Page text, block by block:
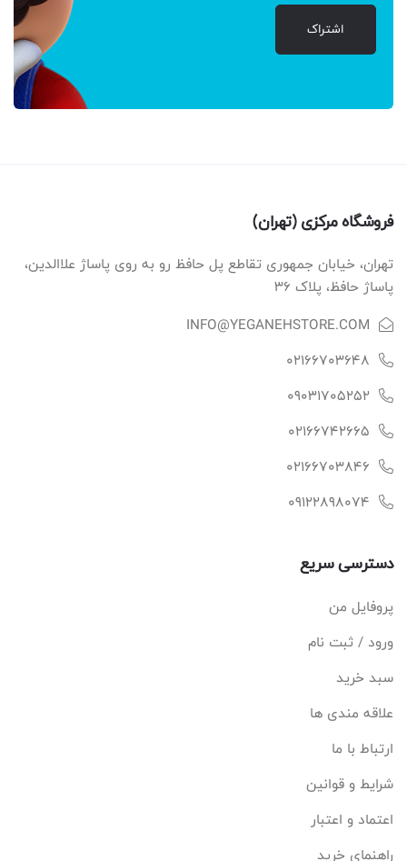
اشتراک
فروشگاه مرکزی (تهران)
تهران، خیابان جمهوری تقاطع پل حافظ رو به روی پاساژ علاالدین،
پاساژ حافظ، پلاک ۳۶
INFO@YEGANEHSTORE.COM
02166703648
09031705252
02166742665
02166703846
09122898074
دسترسی سریع
پروفایل من
ورود / ثبت نام
سبد خرید
علاقه مندی ها
ارتباط با ما
شرایط و قوانین
اعتماد و اعتبار
راهنمای خرید